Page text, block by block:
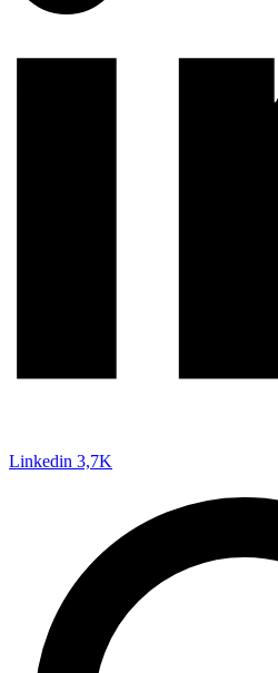
Linkedin 3,7K